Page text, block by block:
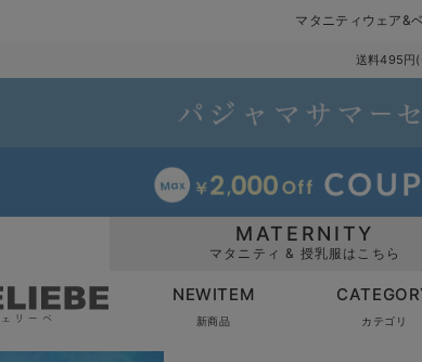
マタニティウェア&
送料495円(
MATERNITY
マタニティ & 授乳服はこちら
NEWITEM
新商品 カテゴリ